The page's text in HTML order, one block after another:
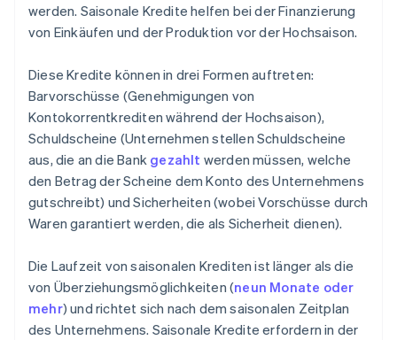
werden. Saisonale Kredite helfen bei der Finanzierung
von Einkäufen und der Produktion vor der Hochsaison.
Diese Kredite können in drei Formen auftreten:
Barvorschüsse (Genehmigungen von
Kontokorrentkrediten während der Hochsaison),
Schuldscheine (Unternehmen stellen Schuldscheine
aus, die an die Bank gezahlt werden müssen, welche
den Betrag der Scheine dem Konto des Unternehmens
gutschreibt) und Sicherheiten (wobei Vorschüsse durch
Waren garantiert werden, die als Sicherheit dienen).
Die Laufzeit von saisonalen Krediten ist länger als die
von Überziehungsmöglichkeiten (neun Monate oder
mehr) und richtet sich nach dem saisonalen Zeitplan
des Unternehmens. Saisonale Kredite erfordern in der